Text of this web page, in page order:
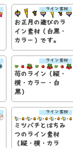
ライン素材
お正月の遊びのラ
イン素材（白黒・
カラー）です。
ライン素材
苺のライン（縦・
横・カラー・白
黒）
ライン素材
ミツバチとはちみ
つのライン素材
（縦・横・カラ